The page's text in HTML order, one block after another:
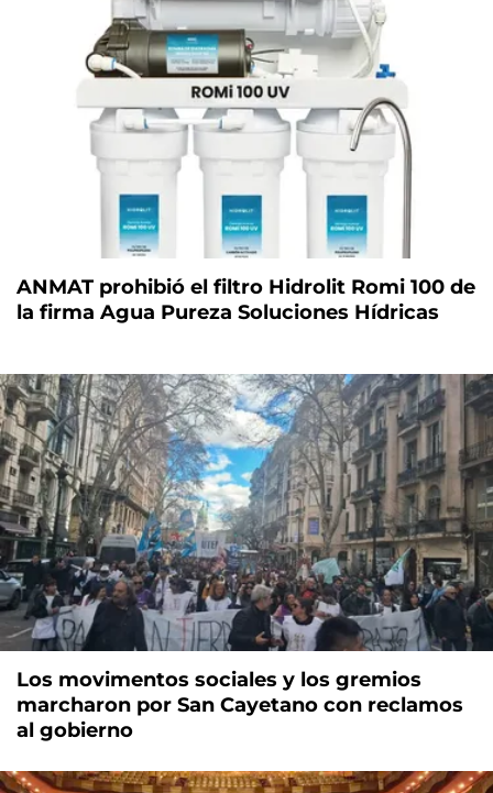
ANMAT prohibió el filtro Hidrolit Romi 100 de
la firma Agua Pureza Soluciones Hídricas
Los movimentos sociales y los gremios
marcharon por San Cayetano con reclamos
al gobierno